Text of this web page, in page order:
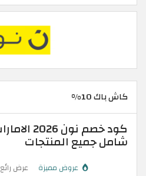
كاش باك 10%
شامل جميع المنتجات
عروض مميزة عرض رائع